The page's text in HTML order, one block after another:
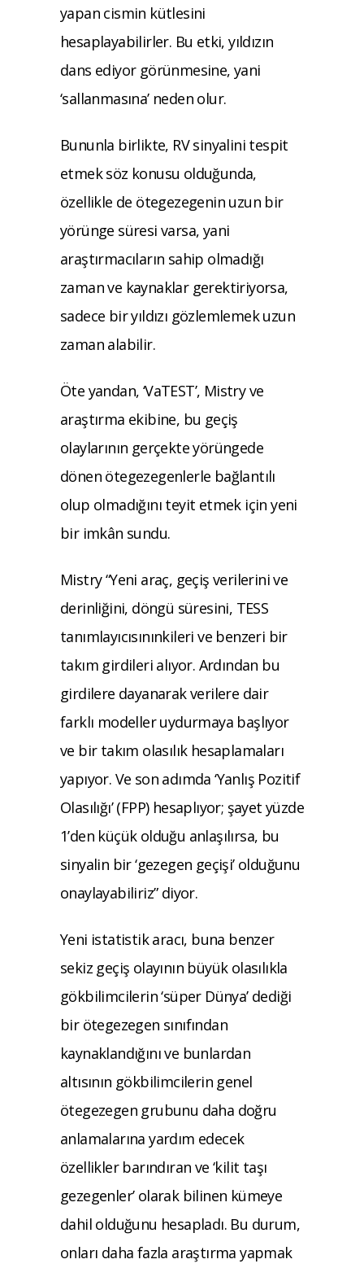
yapan cismin kütlesini
hesaplayabilirler. Bu etki, yıldızın
dans ediyor görünmesine, yani
‘sallanmasına’ neden olur.
Bununla birlikte, RV sinyalini tespit
etmek söz konusu olduğunda,
özellikle de ötegezegenin uzun bir
yörünge süresi varsa, yani
araştırmacıların sahip olmadığı
zaman ve kaynaklar gerektiriyorsa,
sadece bir yıldızı gözlemlemek uzun
zaman alabilir.
Öte yandan, ‘VaTEST’, Mistry ve
araştırma ekibine, bu geçiş
olaylarının gerçekte yörüngede
dönen ötegezegenlerle bağlantılı
olup olmadığını teyit etmek için yeni
bir imkân sundu.
Mistry “Yeni araç, geçiş verilerini ve
derinliğini, döngü süresini, TESS
tanımlayıcısınınkileri ve benzeri bir
takım girdileri alıyor. Ardından bu
girdilere dayanarak verilere dair
farklı modeller uydurmaya başlıyor
ve bir takım olasılık hesaplamaları
yapıyor. Ve son adımda ‘Yanlış Pozitif
Olasılığı’ (FPP) hesaplıyor; şayet yüzde
1’den küçük olduğu anlaşılırsa, bu
sinyalin bir ‘gezegen geçişi’ olduğunu
onaylayabiliriz” diyor.
Yeni istatistik aracı, buna benzer
sekiz geçiş olayının büyük olasılıkla
gökbilimcilerin ‘süper Dünya’ dediği
bir ötegezegen sınıfından
kaynaklandığını ve bunlardan
altısının gökbilimcilerin genel
ötegezegen grubunu daha doğru
anlamalarına yardım edecek
özellikler barındıran ve ‘kilit taşı
gezegenler’ olarak bilinen kümeye
dahil olduğunu hesapladı. Bu durum,
onları daha fazla araştırma yapmak